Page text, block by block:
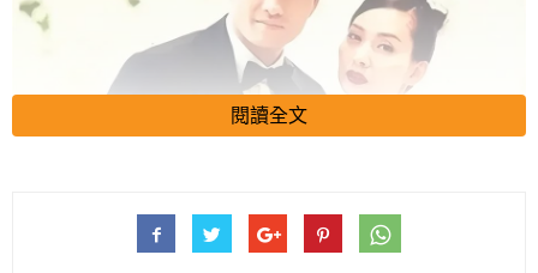
1990年，香港演藝圈熱鬧非凡。呂良偉與周海媚的感情生活，成
了媒體熱議的話題。兩人相識于影視圈，郎才女貌，曾被譽為金
閱讀全文